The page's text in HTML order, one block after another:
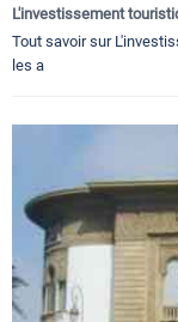
L'investissement
Tout savoir sur
les a